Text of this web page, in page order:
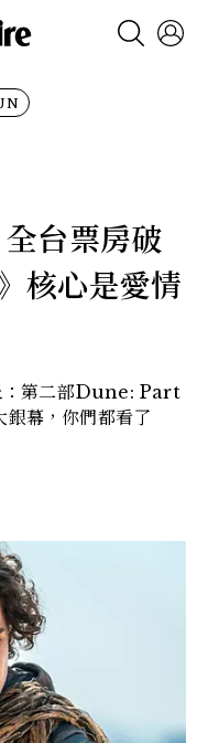
台票房破
核心是愛情
：第二部Dune: Part
幕，你們都看了